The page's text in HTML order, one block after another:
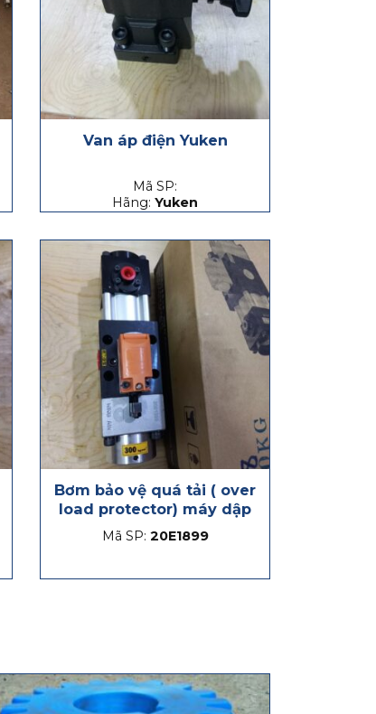
Van áp điện Yuken
Mã SP:
Hãng: Yuken
Bơm bảo vệ quá tải ( over
load protector) máy dập
Mã SP: 20E1899